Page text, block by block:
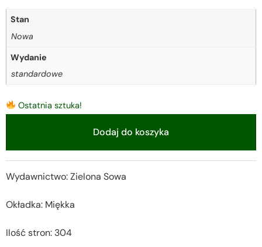
Stan
Nowa
Wydanie
standardowe
Ostatnia sztuka!
Dodaj do koszyka
Wydawnictwo: Zielona Sowa
Okładka: Miękka
Ilość stron: 304